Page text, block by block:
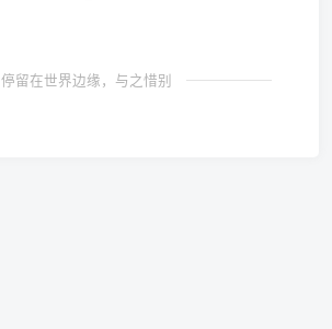
停留在世界边缘，与之惜别